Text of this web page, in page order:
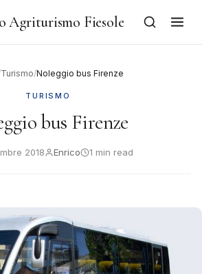
Agriturismo Fiesole
Turismo/Noleggio bus Firenze
TURISMO
bus Firenze
2018 Enrico 1 min read